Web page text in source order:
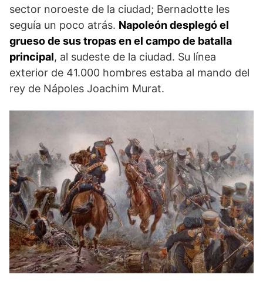
sector noroeste de la ciudad; Bernadotte les
seguía un poco atrás. Napoleón desplegó el
grueso de sus tropas en el campo de ba­talla
principal, al sudeste de la ciudad. Su línea
exterior de 41.000 hombres estaba al mando del
rey de Nápoles Joachim Murat.